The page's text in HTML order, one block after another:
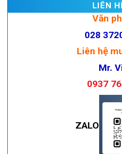
LIÊN
Văn
028
Liên hệ
Mr.
0937
ZALO